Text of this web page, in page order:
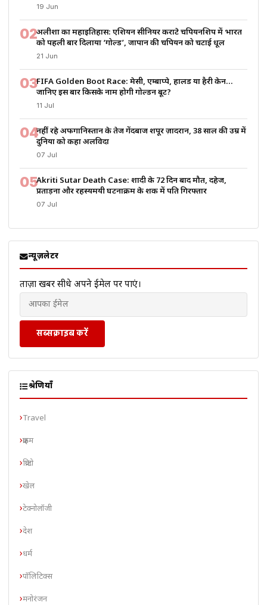
19 Jun
02अलीशा का महाइतिहास: एशियन सीनियर कराटे चैंपियनशिप में भारत
को पहली बार दिलाया ‘गोल्ड’, जापान की चैंपियन को चटाई धूल
21 Jun
03FIFA Golden Boot Race: मेसी, एम्बाप्पे, हालैंड या हैरी केन…
जानिए इस बार किसके नाम होगी गोल्डन बूट?
11 Jul
04नहीं रहे अफगानिस्तान के तेज गेंदबाज शपूर ज़ादरान, 38 साल की उम्र में
दुनिया को कहा अलविदा
07 Jul
05Akriti Sutar Death Case: शादी के 72 दिन बाद मौत, दहेज,
प्रताड़ना और रहस्यमयी घटनाक्रम के शक में पति गिरफ्तार
07 Jul
न्यूज़लेटर
ताज़ा खबरें सीधे अपने ईमेल पर पाएं।
सब्सक्राइब करें
श्रेणियाँ
Travel
क्राइम
क्रिप्टो
खेल
टेक्नोलॉजी
देश
धर्म
पॉलिटिक्स
मनोरंजन